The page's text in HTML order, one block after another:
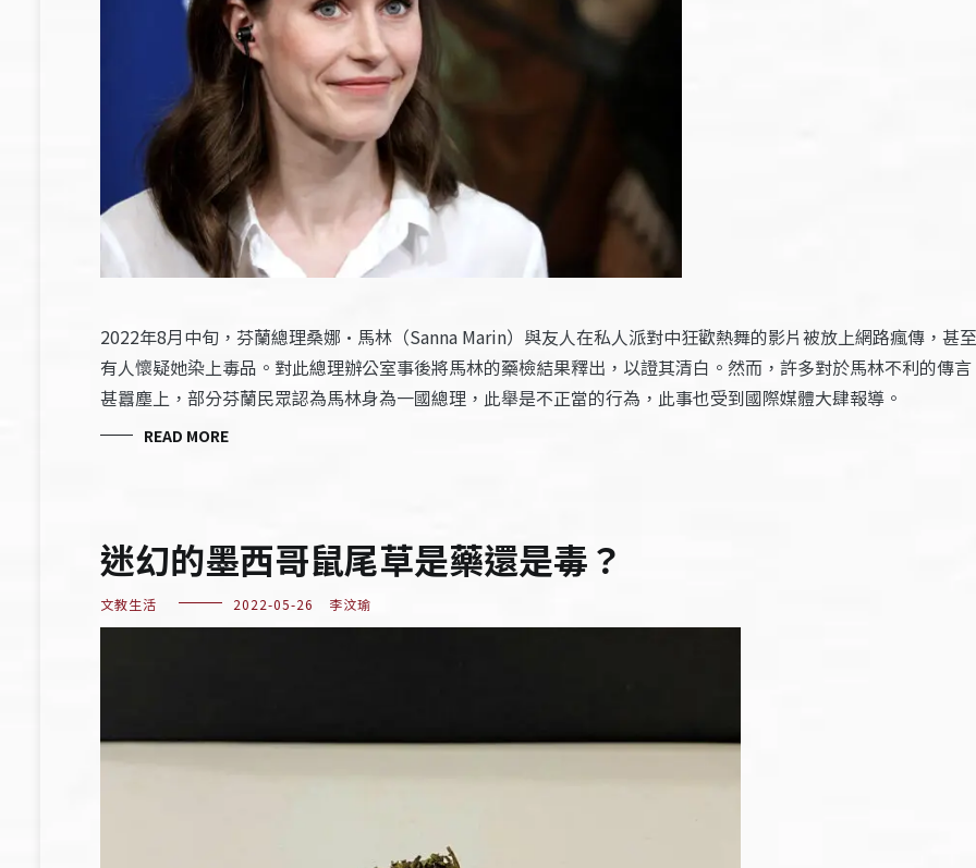
2022年8月中旬，芬蘭總理桑娜·馬林（Sanna Marin）與友人在私人派對中狂歡熱舞的影片被放上網路瘋傳，甚至
有人懷疑她染上毒品。對此總理辦公室事後將馬林的藥檢結果釋出，以證其清白。然而，許多對於馬林不利的傳言
甚囂塵上，部分芬蘭民眾認為馬林身為一國總理，此舉是不正當的行為，此事也受到國際媒體大肆報導。
READ MORE
迷幻的墨西哥鼠尾草是藥還是毒？
文教生活 2022-05-26 李汶瑜